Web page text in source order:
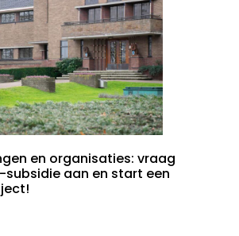
en organisaties: vraag
subsidie aan en start een